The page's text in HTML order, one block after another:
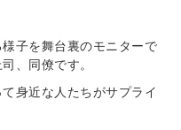
子を舞台裏のモニターで
、同僚です。
身近な人たちがサプライ